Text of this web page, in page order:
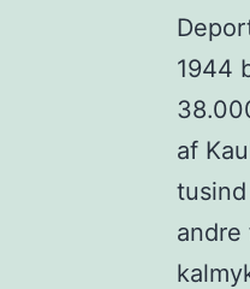
1944
af
andre